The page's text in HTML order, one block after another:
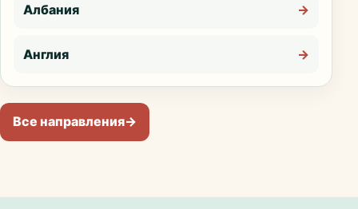
Албания →
Англия →
Все направления→